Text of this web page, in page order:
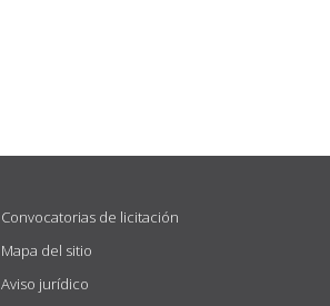
Convocatorias de licitación
Mapa del sitio
Aviso jurídico